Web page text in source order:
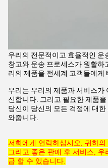
우리의 전문적이고 효율적인 운
창고와 운송 프로세스가 원활
리의 제품을 전세계 고객들에게
우리는 우리의 제품과 서비스가
신합니다. 그리고 필요한 제품
당신이 당신의 모든 걱정에 대
와줍니다.
저희에게 연락하십시오, 귀하
그리고 좋은 판매 후 서비스,
급 할 수 있습니다.